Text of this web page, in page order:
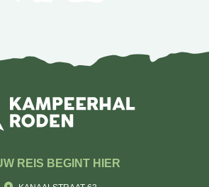
REIS BEGINT HIER